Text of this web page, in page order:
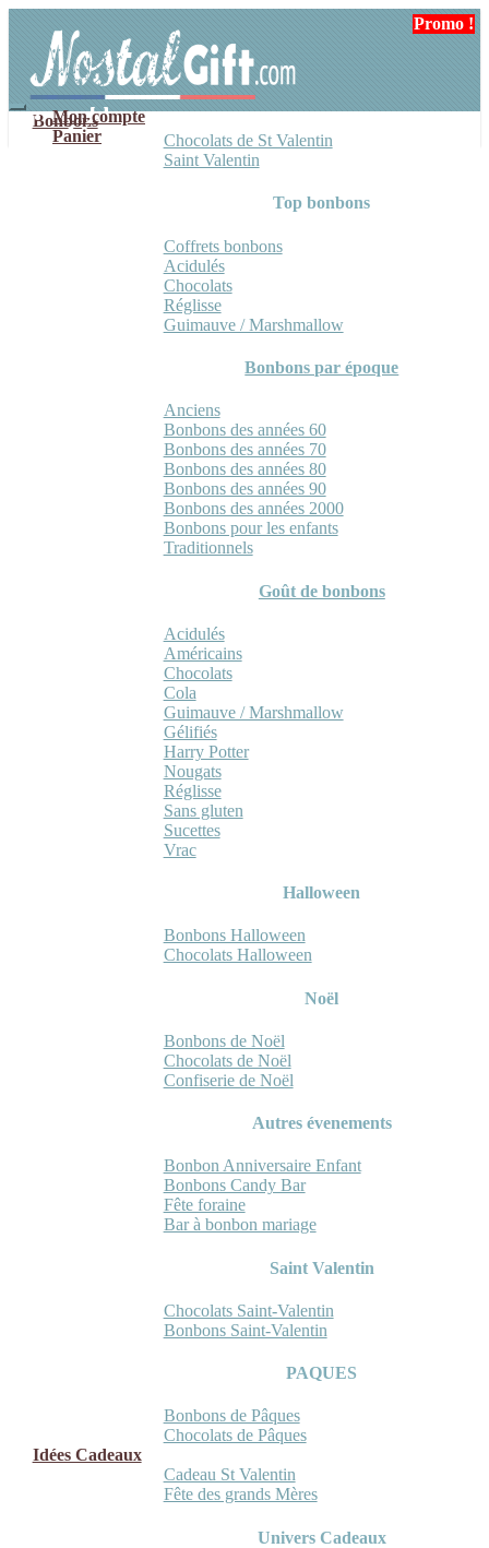
navigation
contenu
Mon compte
Panier
Bonbons
Chocolats de St Valentin
Saint Valentin
Top bonbons
Coffrets bonbons
Acidulés
Chocolats
Réglisse
Guimauve / Marshmallow
Bonbons par époque
Anciens
Bonbons des années 60
Bonbons des années 70
Bonbons des années 80
Bonbons des années 90
Bonbons des années 2000
Bonbons pour les enfants
Traditionnels
Goût de bonbons
Acidulés
Américains
Chocolats
Cola
Guimauve / Marshmallow
Gélifiés
Harry Potter
Nougats
Réglisse
Sans gluten
Sucettes
Vrac
Halloween
Bonbons Halloween
Chocolats Halloween
Noël
Bonbons de Noël
Chocolats de Noël
Confiserie de Noël
Autres évenements
Bonbon Anniversaire Enfant
Bonbons Candy Bar
Fête foraine
Bar à bonbon mariage
Saint Valentin
Chocolats Saint-Valentin
Bonbons Saint-Valentin
PAQUES
Bonbons de Pâques
Chocolats de Pâques
Idées Cadeaux
Cadeau St Valentin
Fête des grands Mères
Univers Cadeaux
Promo !
Promo !